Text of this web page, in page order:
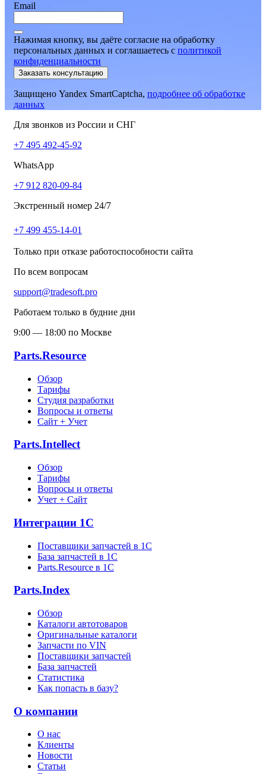
Email
Нажимая кнопку, вы даёте согласие на обработку
персональных данных и соглашаетесь c политикой
конфиденциальности
Заказать консультацию
Защищено Yandex SmartCaptcha, подробнее об обработке
данных
Для звонков из России и СНГ
+7 495 492-45-92
WhatsApp
+7 912 820-09-84
Экстренный номер 24/7
+7 499 455-14-01
Только при отказе работоспособности сайта
По всем вопросам
support@tradesoft.pro
Работаем только в будние дни
9:00 — 18:00 по Москве
Parts.Resource
Обзор
Тарифы
Студия разработки
Вопросы и ответы
Сайт + Учет
Parts.Intellect
Обзор
Тарифы
Вопросы и ответы
Учет + Сайт
Интеграции 1С
Поставщики запчастей в 1C
База запчастей в 1С
Parts.Resource в 1C
Parts.Index
Обзор
Каталоги автотоваров
Оригинальные каталоги
Запчасти по VIN
Поставщики запчастей
База запчастей
Статистика
Как попасть в базу?
О компании
О нас
Клиенты
Новости
Статьи